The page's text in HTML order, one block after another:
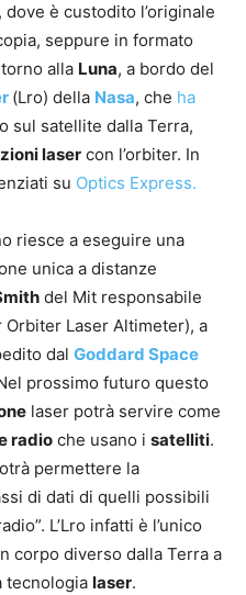
, dove è custodito l’originale
seppure in formato
alla Luna, a bordo del
(Lro) della Nasa, che ha
sul satellite dalla Terra,
laser con l’orbiter. In
su Optics Express.
riesce a eseguire una
unica a distanze
del Mit responsabile
Laser Altimeter), a
dal Goddard Space
prossimo futuro questo
laser potrà servire come
radio che usano i satelliti.
permettere la
di dati di quelli possibili
L’Lro infatti è l’unico
corpo diverso dalla Terra a
tecnologia laser.